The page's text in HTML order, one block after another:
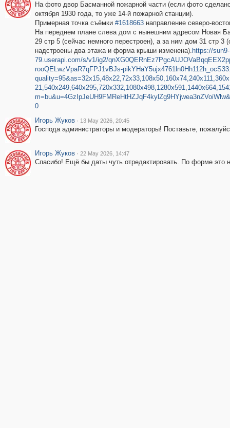
На фото двор Басманной пожарной части (если фото
октября 1930 года, то уже 14-й пожарной станции).
Примерная точка съёмки #1618663направление северо-
На переднем плане слева дом с нынешним адресом Новая
29 стр 5 (сейчас немного перестроен), а за ним дом 31 стр 3
надстроены два этажа и форма крыши изменена). https://sun9-
79.userapi.com/s/v1/ig2/
rooQELwzVpaR7qFPJ1vBJs-
0
Игорь Жуков · 13 May 2026, 20:45
Господа администраторы и модераторы! Поставьте,
Игорь Жуков · 22 May 2026, 14:47
Спасибо! Ещё бы даты чуть отредактировать. По форме это